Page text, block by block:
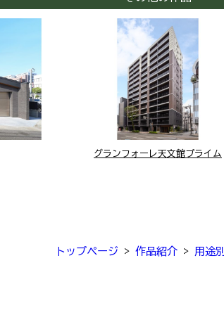
グランフォーレ天文館プライム
トップページ > 作品紹介 > 用途別